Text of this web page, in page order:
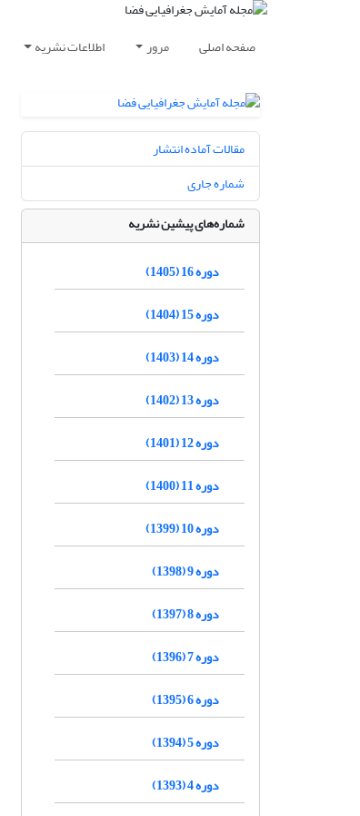
صفحه اصلی مرور اطلاعات نشریه
مقالات آماده انتشار
شماره جاری
شماره‌های پیشین نشریه
دوره 16 (1405)
دوره 15 (1404)
دوره 14 (1403)
دوره 13 (1402)
دوره 12 (1401)
دوره 11 (1400)
دوره 10 (1399)
دوره 9 (1398)
دوره 8 (1397)
دوره 7 (1396)
دوره 6 (1395)
دوره 5 (1394)
دوره 4 (1393)